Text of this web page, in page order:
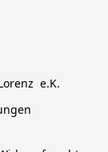
e.K.